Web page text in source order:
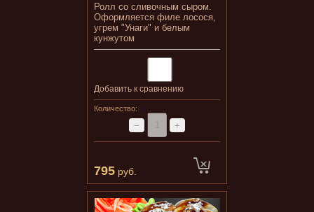
Ролл со сливочным сыром.
Оформляется филе лосося,
угрем "Унаги" и белым
кунжутом
Добавить к сравнению
Количество:
− +
795 руб.